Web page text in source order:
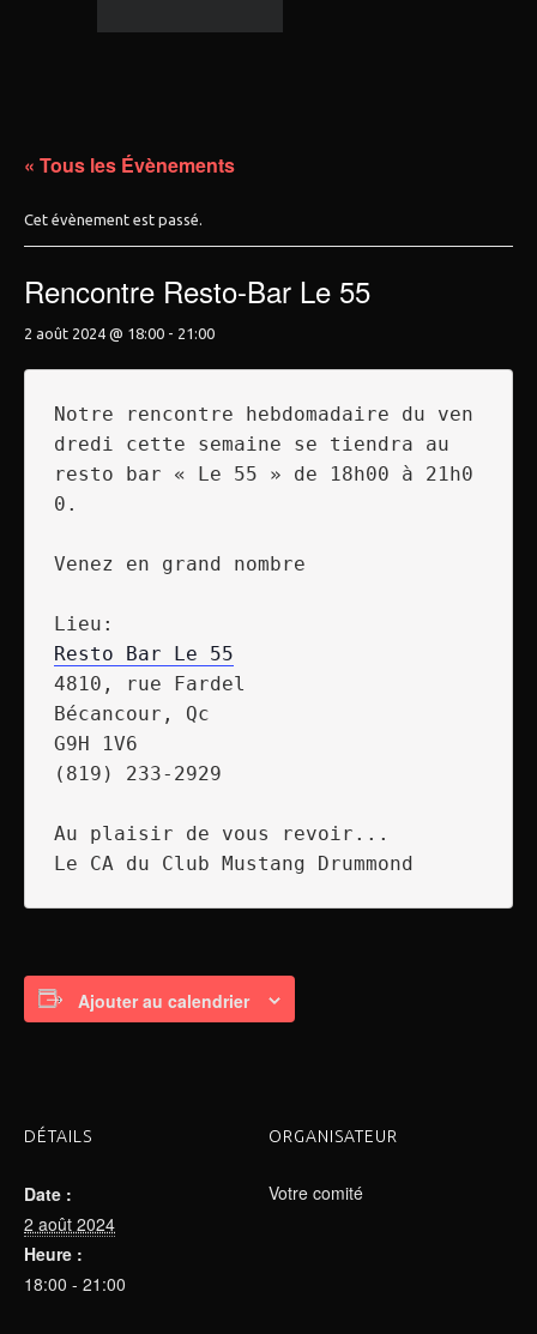
« Tous les Évènements
Cet évènement est passé.
Rencontre Resto-Bar Le 55
2 août 2024 @ 18:00 - 21:00
Notre rencontre hebdomadaire du ven
dredi cette semaine se tiendra au
resto bar « Le 55 » de 18h00 à 21h0
0.
Venez en grand nombre
Resto Bar Le 55
4810, rue Fardel
Bécancour, Qc
G9H 1V6
(819) 233-2929
Au plaisir de vous revoir...
Ajouter au calendrier
DÉTAILS
Date :
2 août 2024
Heure :
18:00 - 21:00
ORGANISATEUR
Votre comité